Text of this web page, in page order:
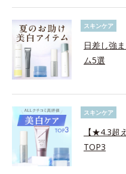
スキンケア
日差し強
ム5選
スキンケア
【★4.3超
TOP3